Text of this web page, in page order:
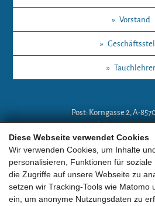
Diese Webseite verwendet Cookies
Wir verwenden Cookies, um Inhalte
personalisieren, Funktionen für
die Zugriffe auf unsere Webseite zu
setzen wir Tracking-Tools wie Matomo
ein, um anonyme Nutzungsdaten zu
» Vorstand
»
» Tauchlehrer
Post: Korngasse 2, A-
Mobil: +43 (0)664 18
E-Mail: lg-
Weitere